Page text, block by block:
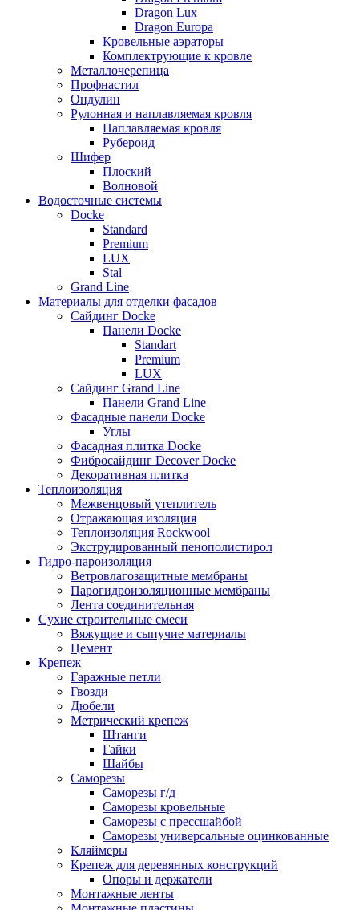
Dragon Lux
Dragon Europa
Кровельные аэраторы
Комплектрующие к кровле
Металлочерепица
Профнастил
Ондулин
Рулонная и наплавляемая кровля
Наплавляемая кровля
Рубероид
Шифер
Плоский
Волновой
Водосточные системы
Docke
Standard
Premium
LUX
Stal
Grand Line
Материалы для отделки фасадов
Сайдинг Docke
Панели Docke
Standart
Premium
LUX
Сайдинг Grand Line
Панели Grand Line
Фасадные панели Docke
Углы
Фасадная плитка Docke
Фибросайдинг Decover Docke
Декоративная плитка
Теплоизоляция
Межвенцовый утеплитель
Отражающая изоляция
Теплоизоляция Rockwool
Экструдированный пенополистирол
Гидро-пароизоляция
Ветровлагозащитные мембраны
Парогидроизоляционные мембраны
Лента соединительная
Сухие строительные смеси
Вяжущие и сыпучие материалы
Цемент
Крепеж
Гаражные петли
Гвозди
Дюбели
Метрический крепеж
Штанги
Гайки
Шайбы
Саморезы
Саморезы г/д
Саморезы кровельные
Саморезы с прессшайбой
Саморезы универсальные оцинкованные
Кляймеры
Крепеж для деревянных конструкций
Опоры и держатели
Монтажные ленты